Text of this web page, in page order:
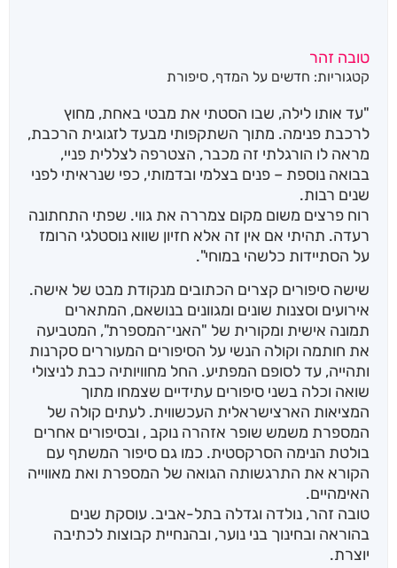
טובה זהר
קטגוריות: חדשים על המדף, סיפורת
"עד אותו לילה, שבו הסטתי את מבטי באחת, מחוץ
לרכבת פנימה. מתוך השתקפותי מבעד לזגוגית הרכבת,
מראה לו הורגלתי זה מכבר, הצטרפה לצללית פניי,
בבואה נוספת – פנים בצלמי ובדמותי, כפי שנראיתי לפני
שנים רבות.
רוח פרצים משום מקום צמררה את גווי. שפתי התחתונה
רעדה. תהיתי אם אין זה אלא חזיון שווא נוסטלגי הרומז
על הסתיידות כלשהי במוחי".
שישה סיפורים קצרים הכתובים מנקודת מבט של אישה.
אירועים וסצנות שונים ומגוונים בנושאם, המתארים
תמונה אישית ומקורית של "האני־המספרת", המטביעה
את חותמה וקולה הנשי על הסיפורים המעוררים סקרנות
ותהייה, עד לסופם המפתיע. החל מחוויותיה כבת לניצולי
שואה וכלה בשני סיפורים עתידיים שצמחו מתוך
המציאות הארצישראלית העכשווית. לעתים קולה של
המספרת משמש שופר אזהרה נוקב , ובסיפורים אחרים
בולטת הנימה הסרקסטית. כמו גם סיפור המשתף עם
הקורא את התרגשותה הגואה של המספרת ואת מאווייה
האימהיים.
טובה זהר, נולדה וגדלה בתל-אביב. עוסקת שנים
בהוראה ובחינוך בני נוער, ובהנחיית קבוצות לכתיבה
יוצרת.